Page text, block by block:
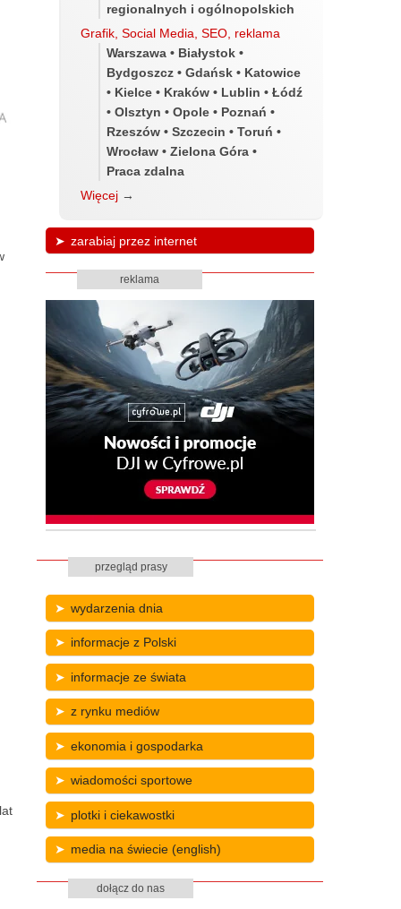
regionalnych i ogólnopolskich
Grafik, Social Media, SEO, reklama
Warszawa • Białystok •
Bydgoszcz • Gdańsk • Katowice
• Kielce • Kraków • Lublin • Łódź
• Olsztyn • Opole • Poznań •
Rzeszów • Szczecin • Toruń •
Wrocław • Zielona Góra •
Praca zdalna
Więcej →
zarabiaj przez internet
reklama
przegląd prasy
wydarzenia dnia
informacje z Polski
informacje ze świata
z rynku mediów
ekonomia i gospodarka
wiadomości sportowe
plotki i ciekawostki
media na świecie (english)
dołącz do nas